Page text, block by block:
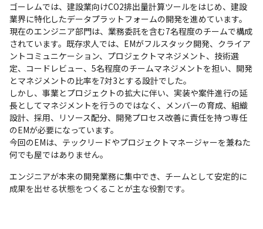
ゴーレムでは、建設業向けCO2排出量計算ツールをはじめ、建設
業界に特化したデータプラットフォームの開発を進めています。
現在のエンジニア部門は、業務委託を含む7名程度のチームで構成
されています。既存求人では、EMがフルスタック開発、クライア
ントコミュニケーション、プロジェクトマネジメント、技術選
定、コードレビュー、5名程度のチームマネジメントを担い、開発
とマネジメントの比率を7対3とする設計でした。
しかし、事業とプロジェクトの拡大に伴い、実装や案件進行の延
長としてマネジメントを行うのではなく、メンバーの育成、組織
設計、採用、リソース配分、開発プロセス改善に責任を持つ専任
のEMが必要になっています。
今回のEMは、テックリードやプロジェクトマネージャーを兼ねた
何でも屋ではありません。
エンジニアが本来の開発業務に集中でき、チームとして安定的に
成果を出せる状態をつくることが主な役割です。